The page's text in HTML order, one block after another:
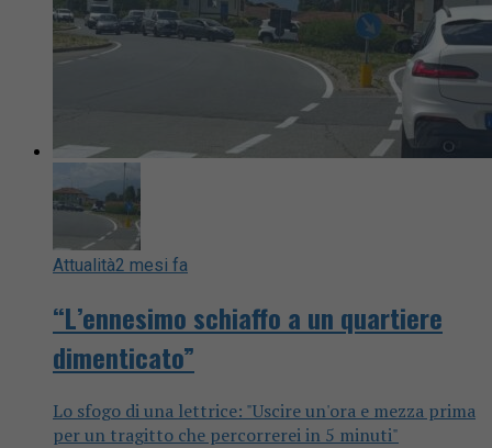
Attualità2 mesi fa
“L’ennesimo schiaffo a un quartiere
dimenticato”
Lo sfogo di una lettrice: "Uscire un'ora e mezza prima
per un tragitto che percorrerei in 5 minuti"